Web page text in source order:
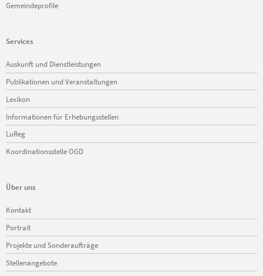
Gemeindeprofile
Services
Navigation
überspringen
Auskunft und Dienstleistungen
Publikationen und Veranstaltungen
Lexikon
Informationen für Erhebungsstellen
LuReg
Koordinationsstelle OGD
Über uns
Navigation
überspringen
Kontakt
Portrait
Projekte und Sonderaufträge
Stellenangebote